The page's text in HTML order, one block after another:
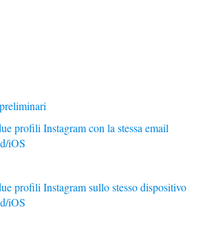
profili Instagram con la stessa email
iOS
profili Instagram sullo stesso dispositivo
iOS